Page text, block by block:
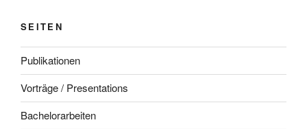
SEITEN
Publikationen
Vorträge / Presentations
Bachelorarbeiten